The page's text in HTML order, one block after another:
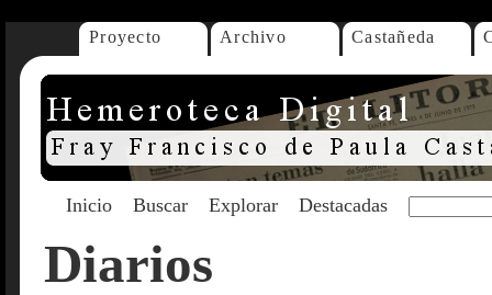
Proyecto Archivo Castañeda
Inicio Buscar Explorar Destacadas
Diarios